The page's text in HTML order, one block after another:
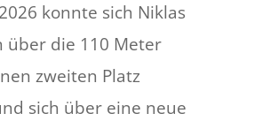
konnte sich Niklas
über die 110 Meter
zweiten Platz
sich über eine neue